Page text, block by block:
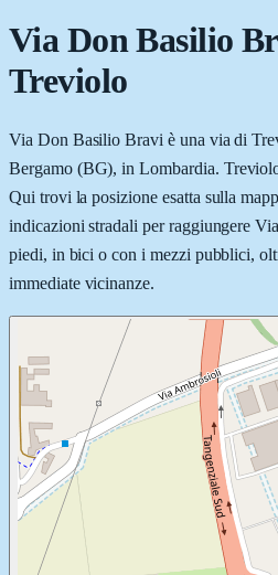
Via Don Basilio
Treviolo
Via Don Basilio Bravi è una via di
Bergamo (BG), in Lombardia.
Qui trovi la posizione esatta sulla
indicazioni stradali per raggiungere
piedi, in bici o con i mezzi pubblici,
immediate vicinanze.